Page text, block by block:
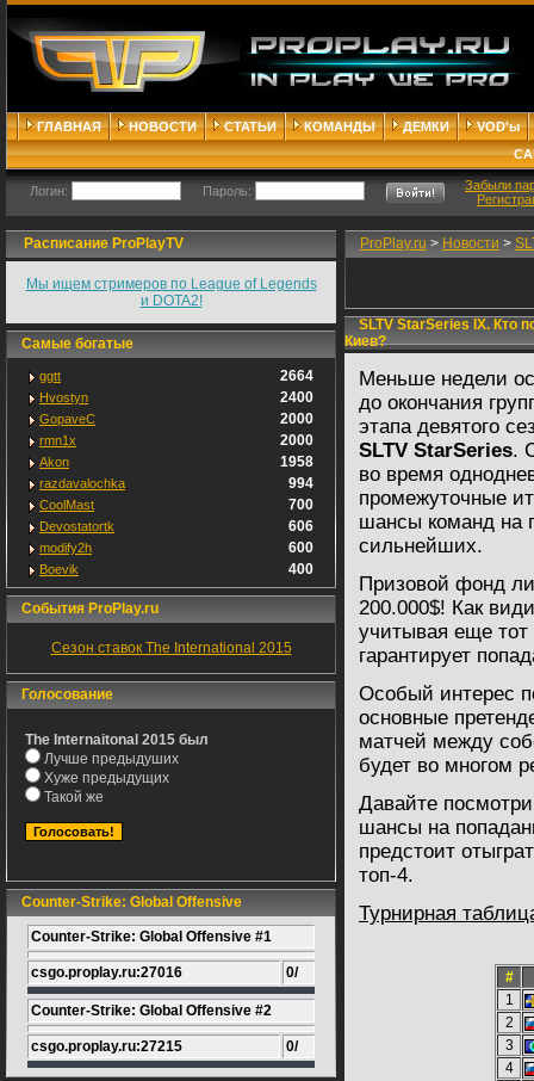
ГЛАВНАЯ НОВОСТИ СТАТЬИ КОМАНДЫ ДЕМКИ
VOD'ы
Логин: Пароль:
Забыли
Расписание ProPlayTV
Мы ищем стримеров по League of Legends
и DOTA2!
Самые богатые
ggtt 2664
Hvostyn 2400
GopaveC 2000
rmn1x 2000
Akon 1958
razdavalochka 994
CoolMast 700
Devostatortk 606
modify2h 600
Boevik 400
События ProPlay.ru
Сезон ставок The International 2015
Голосование
The Internaitonal 2015 был
Лучше предыдуших
Хуже предыдущих
Такой же
Counter-Strike: Global Offensive
Counter-Strike: Global Offensive #1
csgo.proplay.ru:27016 0/
Counter-Strike: Global Offensive #2
csgo.proplay.ru:27215 0/
ProPlay.ru > Новости >
SLTV StarSeries IX. Кто
Киев?
Меньше недели
до окончания
этапа девятого
SLTV StarSeries.
во время
промежуточные
шансы команд на
сильнейших.
Призовой фонд
200.000$! Как
учитывая еще
гарантирует
Особый интерес
основные
матчей между
будет во многом
Давайте
шансы на
предстоит
топ-4.
Турнирная
#
1
2
3
4